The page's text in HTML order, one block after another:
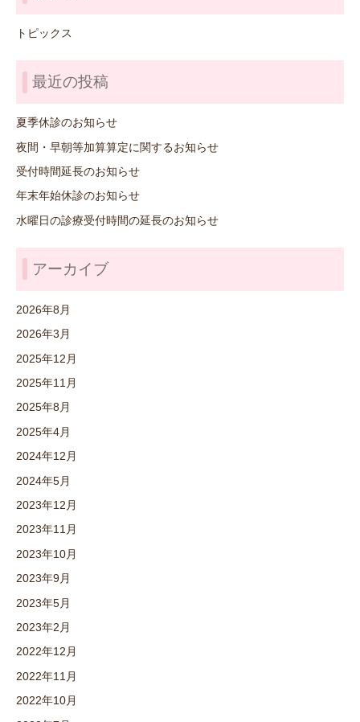
トピックス
最近の投稿
夏季休診のお知らせ
夜間・早朝等加算算定に関するお知らせ
受付時間延長のお知らせ
年末年始休診のお知らせ
水曜日の診療受付時間の延長のお知らせ
アーカイブ
2026年8月
2026年3月
2025年12月
2025年11月
2025年8月
2025年4月
2024年12月
2024年5月
2023年12月
2023年11月
2023年10月
2023年9月
2023年5月
2023年2月
2022年12月
2022年11月
2022年10月